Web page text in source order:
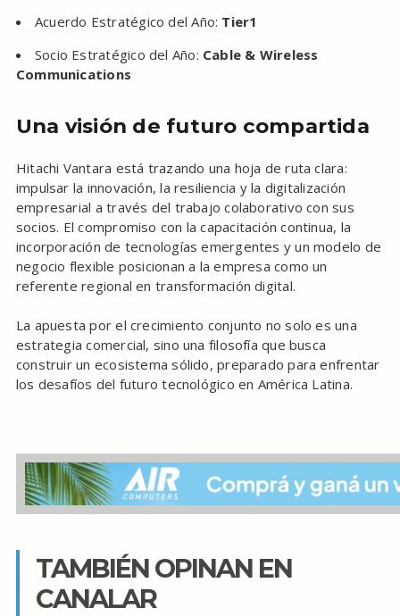
Acuerdo Estratégico del Año: Tier1
Socio Estratégico del Año: Cable & Wireless
Communications
Una visión de futuro compartida
Hitachi Vantara está trazando una hoja de ruta clara:
impulsar la innovación, la resiliencia y la digitalización
empresarial a través del trabajo colaborativo con sus
socios. El compromiso con la capacitación continua, la
incorporación de tecnologías emergentes y un modelo de
negocio flexible posicionan a la empresa como un
referente regional en transformación digital.
La apuesta por el crecimiento conjunto no solo es una
estrategia comercial, sino una filosofía que busca
construir un ecosistema sólido, preparado para enfrentar
los desafíos del futuro tecnológico en América Latina.
TAMBIÉN OPINAN EN
CANALAR